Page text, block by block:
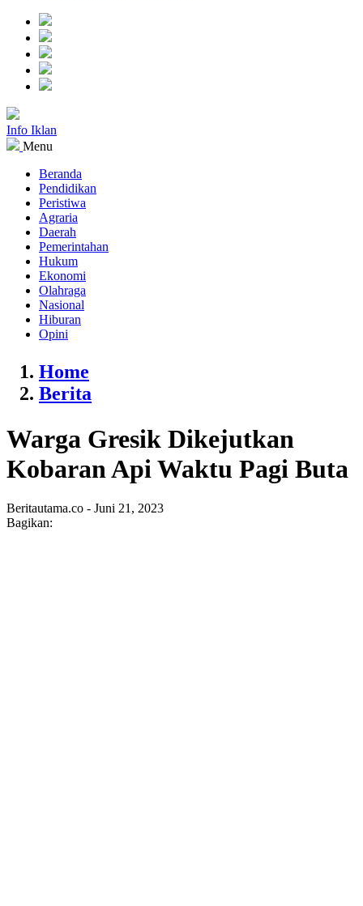
Info Iklan
Menu
Beranda
Pendidikan
Peristiwa
Agraria
Daerah
Pemerintahan
Hukum
Ekonomi
Olahraga
Nasional
Hiburan
Opini
Home
Berita
Warga Gresik Dikejutkan
Kobaran Api Waktu Pagi Buta
Beritautama.co - Juni 21, 2023
Bagikan: